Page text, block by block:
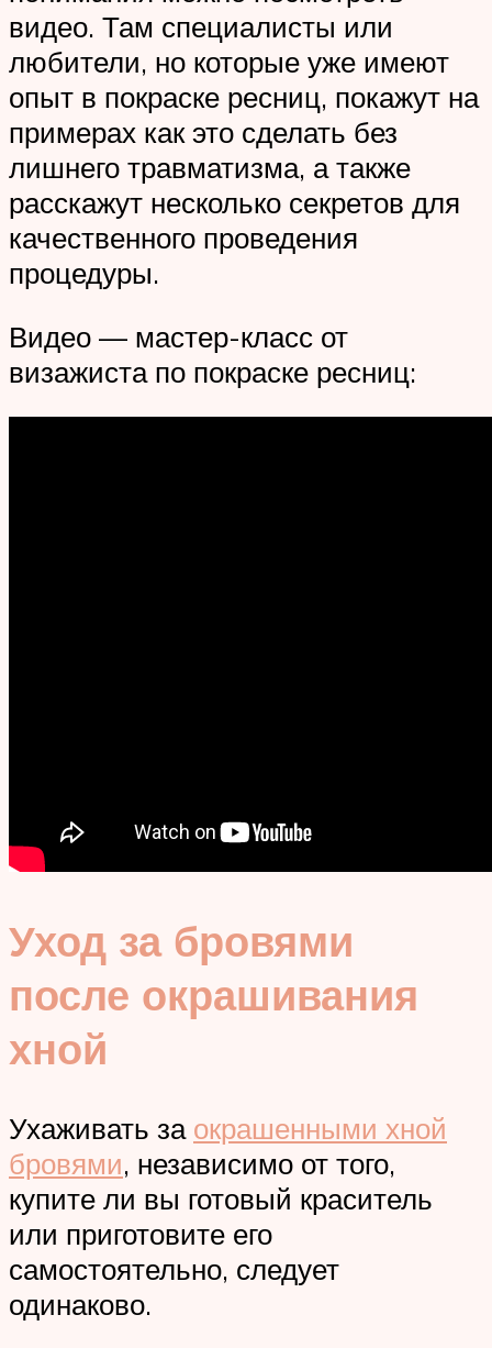
видео. Там специалисты или
любители, но которые уже имеют
опыт в покраске ресниц, покажут на
примерах как это сделать без
лишнего травматизма, а также
расскажут несколько секретов для
качественного проведения
процедуры.
Видео — мастер-класс от
визажиста по покраске ресниц:
Уход за бровями
после окрашивания
хной
Ухаживать за окрашенными хной
бровями, независимо от того,
купите ли вы готовый краситель
или приготовите его
самостоятельно, следует
одинаково.